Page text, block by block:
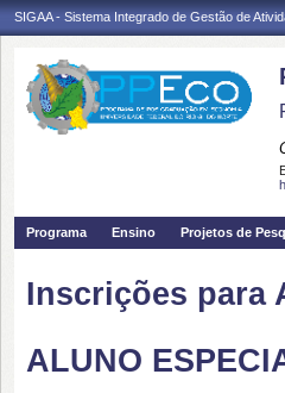
SIGAA - Sistema Integrado de Gestão de
Programa Ensino Projetos de
Inscrições para
ALUNO